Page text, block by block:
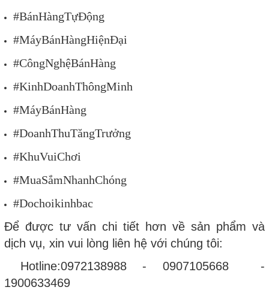
#BánHàngTựĐộng
#MáyBánHàngHiệnĐại
#CôngNghệBánHàng
#KinhDoanhThôngMinh
#MáyBánHàng
#DoanhThuTăngTrưởng
#KhuVuiChơi
#MuaSắmNhanhChóng
#Dochoikinhbac
Để được tư vấn chi tiết hơn về sản phẩm và
dịch vụ, xin vui lòng liên hệ với chúng tôi:
Hotline:0972138988 - 0907105668 -
1900633469